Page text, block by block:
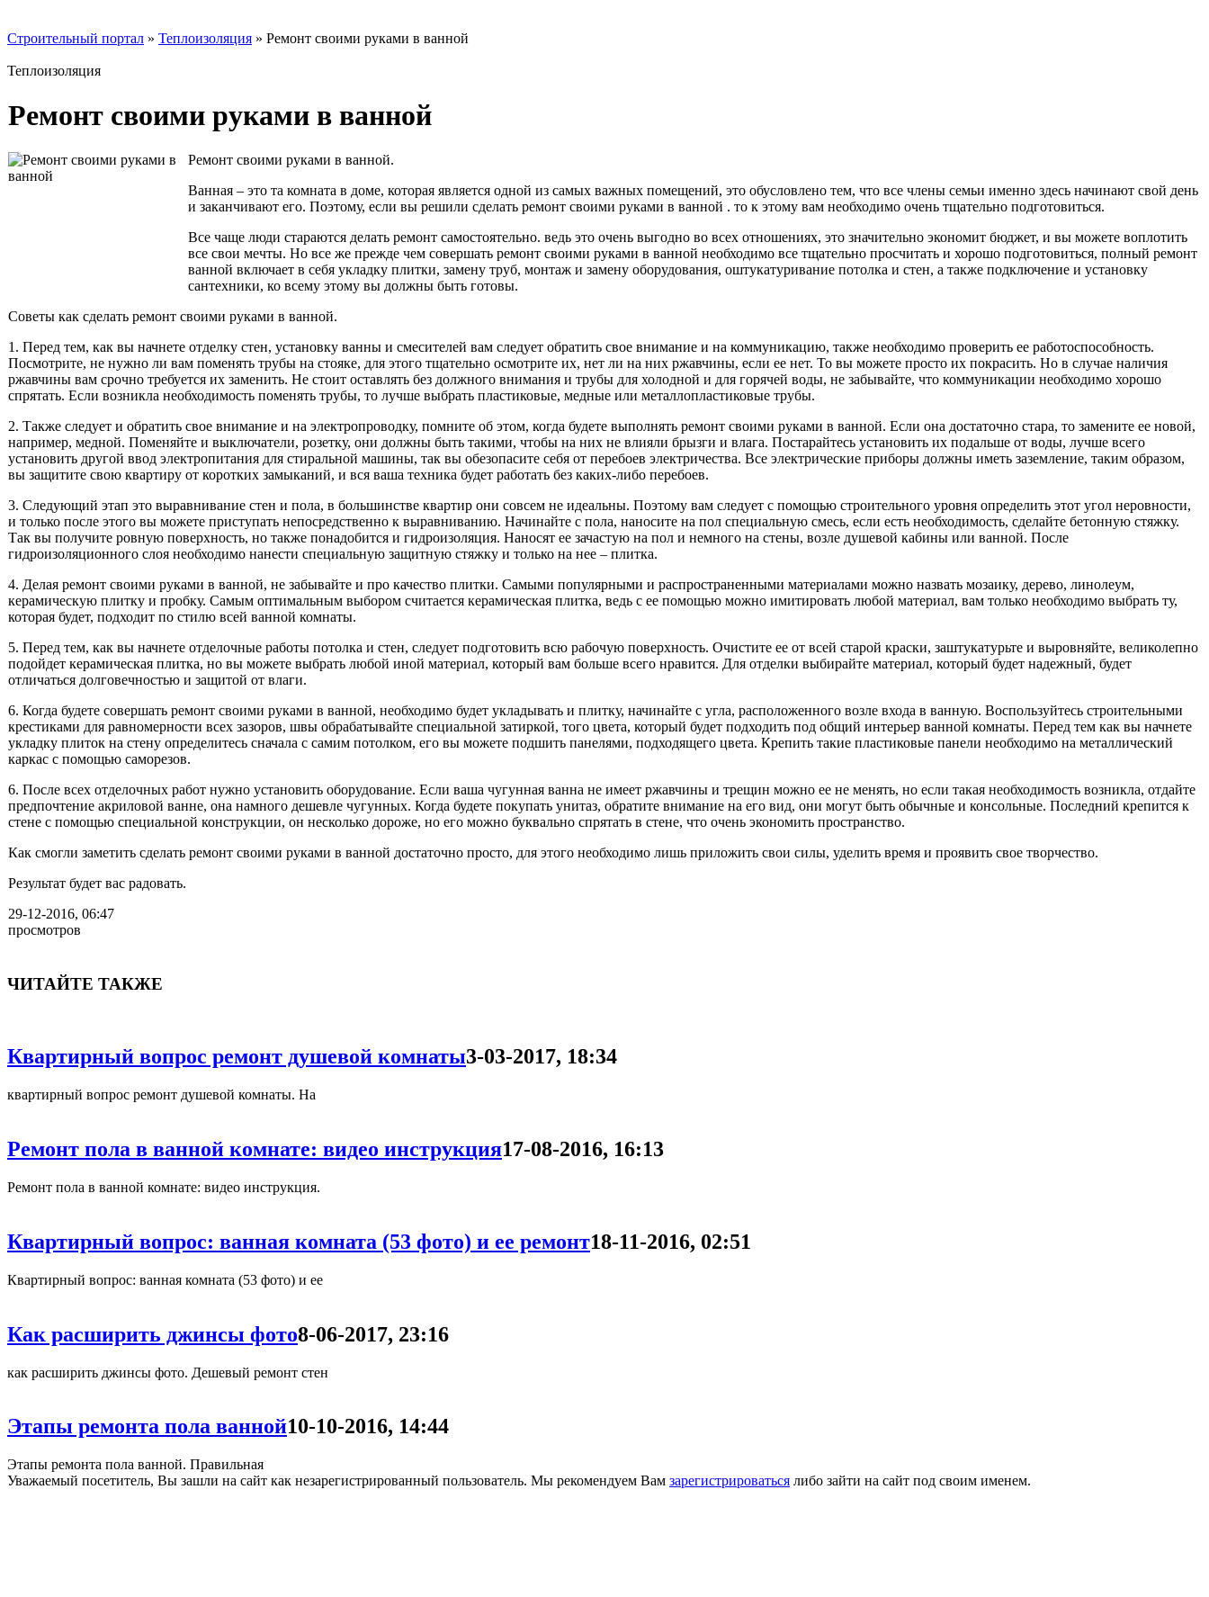
Строительный портал » Теплоизоляция » Ремонт своими руками в ванной
Теплоизоляция
Ремонт своими руками в ванной
Ремонт своими руками в ванной.
Ванная – это та комната в доме, которая является одной из самых важных помещений, это обусловлено тем, что все члены семьи именно здесь начинают свой день
и заканчивают его. Поэтому, если вы решили сделать ремонт своими руками в ванной . то к этому вам необходимо очень тщательно подготовиться.
Все чаще люди стараются делать ремонт самостоятельно. ведь это очень выгодно во всех отношениях, это значительно экономит бюджет, и вы можете воплотить
все свои мечты. Но все же прежде чем совершать ремонт своими руками в ванной необходимо все тщательно просчитать и хорошо подготовиться, полный ремонт
ванной включает в себя укладку плитки, замену труб, монтаж и замену оборудования, оштукатуривание потолка и стен, а также подключение и установку
сантехники, ко всему этому вы должны быть готовы.
Советы как сделать ремонт своими руками в ванной.
1. Перед тем, как вы начнете отделку стен, установку ванны и смесителей вам следует обратить свое внимание и на коммуникацию, также необходимо проверить ее работоспособность.
Посмотрите, не нужно ли вам поменять трубы на стояке, для этого тщательно осмотрите их, нет ли на них ржавчины, если ее нет. То вы можете просто их покрасить. Но в случае наличия
ржавчины вам срочно требуется их заменить. Не стоит оставлять без должного внимания и трубы для холодной и для горячей воды, не забывайте, что коммуникации необходимо хорошо
спрятать. Если возникла необходимость поменять трубы, то лучше выбрать пластиковые, медные или металлопластиковые трубы.
2. Также следует и обратить свое внимание и на электропроводку, помните об этом, когда будете выполнять ремонт своими руками в ванной. Если она достаточно стара, то замените ее новой,
например, медной. Поменяйте и выключатели, розетку, они должны быть такими, чтобы на них не влияли брызги и влага. Постарайтесь установить их подальше от воды, лучше всего
установить другой ввод электропитания для стиральной машины, так вы обезопасите себя от перебоев электричества. Все электрические приборы должны иметь заземление, таким образом,
вы защитите свою квартиру от коротких замыканий, и вся ваша техника будет работать без каких-либо перебоев.
3. Следующий этап это выравнивание стен и пола, в большинстве квартир они совсем не идеальны. Поэтому вам следует с помощью строительного уровня определить этот угол неровности,
и только после этого вы можете приступать непосредственно к выравниванию. Начинайте с пола, наносите на пол специальную смесь, если есть необходимость, сделайте бетонную стяжку.
Так вы получите ровную поверхность, но также понадобится и гидроизоляция. Наносят ее зачастую на пол и немного на стены, возле душевой кабины или ванной. После
гидроизоляционного слоя необходимо нанести специальную защитную стяжку и только на нее – плитка.
4. Делая ремонт своими руками в ванной, не забывайте и про качество плитки. Самыми популярными и распространенными материалами можно назвать мозаику, дерево, линолеум,
керамическую плитку и пробку. Самым оптимальным выбором считается керамическая плитка, ведь с ее помощью можно имитировать любой материал, вам только необходимо выбрать ту,
которая будет, подходит по стилю всей ванной комнаты.
5. Перед тем, как вы начнете отделочные работы потолка и стен, следует подготовить всю рабочую поверхность. Очистите ее от всей старой краски, заштукатурьте и выровняйте, великолепно
подойдет керамическая плитка, но вы можете выбрать любой иной материал, который вам больше всего нравится. Для отделки выбирайте материал, который будет надежный, будет
отличаться долговечностью и защитой от влаги.
6. Когда будете совершать ремонт своими руками в ванной, необходимо будет укладывать и плитку, начинайте с угла, расположенного возле входа в ванную. Воспользуйтесь строительными
крестиками для равномерности всех зазоров, швы обрабатывайте специальной затиркой, того цвета, который будет подходить под общий интерьер ванной комнаты. Перед тем как вы начнете
укладку плиток на стену определитесь сначала с самим потолком, его вы можете подшить панелями, подходящего цвета. Крепить такие пластиковые панели необходимо на металлический
каркас с помощью саморезов.
6. После всех отделочных работ нужно установить оборудование. Если ваша чугунная ванна не имеет ржавчины и трещин можно ее не менять, но если такая необходимость возникла, отдайте
предпочтение акриловой ванне, она намного дешевле чугунных. Когда будете покупать унитаз, обратите внимание на его вид, они могут быть обычные и консольные. Последний крепится к
стене с помощью специальной конструкции, он несколько дороже, но его можно буквально спрятать в стене, что очень экономить пространство.
Как смогли заметить сделать ремонт своими руками в ванной достаточно просто, для этого необходимо лишь приложить свои силы, уделить время и проявить свое творчество.
Результат будет вас радовать.
29-12-2016, 06:47
просмотров
ЧИТАЙТЕ ТАКЖЕ
Квартирный вопрос ремонт душевой комнаты3-03-2017, 18:34
квартирный вопрос ремонт душевой комнаты. На
Ремонт пола в ванной комнате: видео инструкция17-08-2016, 16:13
Ремонт пола в ванной комнате: видео инструкция.
Квартирный вопрос: ванная комната (53 фото) и ее ремонт18-11-2016, 02:51
Квартирный вопрос: ванная комната (53 фото) и ее
Как расширить джинсы фото8-06-2017, 23:16
как расширить джинсы фото. Дешевый ремонт стен
Этапы ремонта пола ванной10-10-2016, 14:44
Этапы ремонта пола ванной. Правильная
Уважаемый посетитель, Вы зашли на сайт как незарегистрированный пользователь. Мы рекомендуем Вам зарегистрироваться либо зайти на сайт под своим именем.